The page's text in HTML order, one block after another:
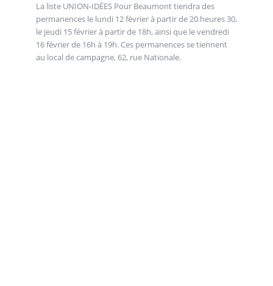
La liste UNION-IDÉES Pour Beaumont tiendra des
permanences le lundi 12 février à partir de 20 heures 30,
le jeudi 15 février à partir de 18h, ainsi que le vendredi
16 février de 16h à 19h. Ces permanences se tiennent
au local de campagne, 62, rue Nationale.